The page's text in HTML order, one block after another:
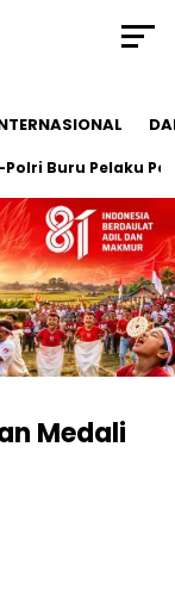
Buru Pelaku
Medali